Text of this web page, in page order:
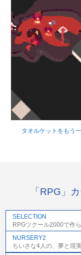
タオルケットをもう
「RPG」
SELECTION
RPGツクール2000で作
NURSERY2
ちいさな4人の、夢と現